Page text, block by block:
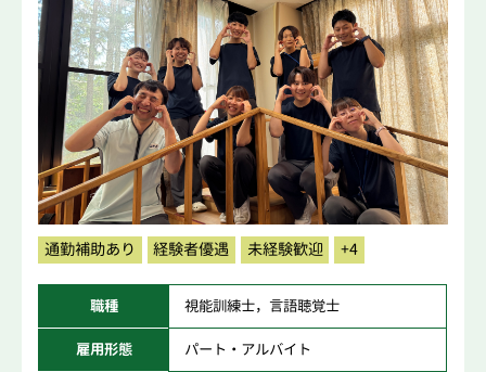
通勤補助あり 経験者優遇 未経験歓迎 +4
職種 視能訓練士，言語聴覚士
雇用形態 パート・アルバイト